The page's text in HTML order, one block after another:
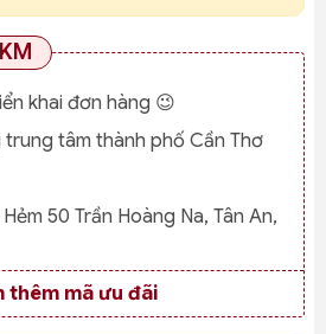
khai đơn hàng 😉
tâm thành phố Cần Thơ
Hẻm 50 Trần Hoàng Na, Tân An,
thêm mã ưu đãi